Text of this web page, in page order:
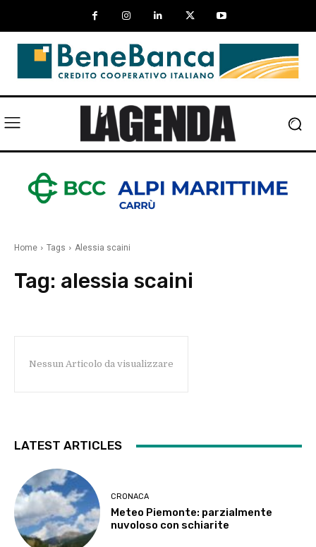
Home Tags Alessia scaini
Tag: alessia scaini
Nessun Articolo da visualizzare
LATEST ARTICLES
CRONACA
Meteo Piemonte: parzialmente
nuvoloso con schiarite